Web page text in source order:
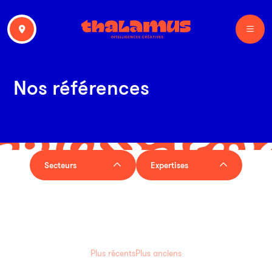
Nos références
Secteurs Expertises
Plus récentsPlus anciens